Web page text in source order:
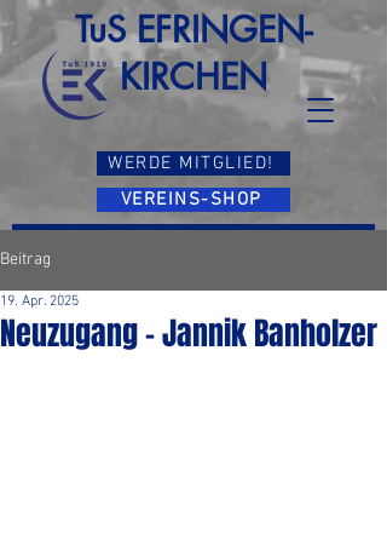
TuS EFRINGEN-
KIRCHEN
WERDE MITGLIED!
VEREINS-SHOP
Beitrag
Neuzugang - Jannik Banholzer
19. Apr. 2025